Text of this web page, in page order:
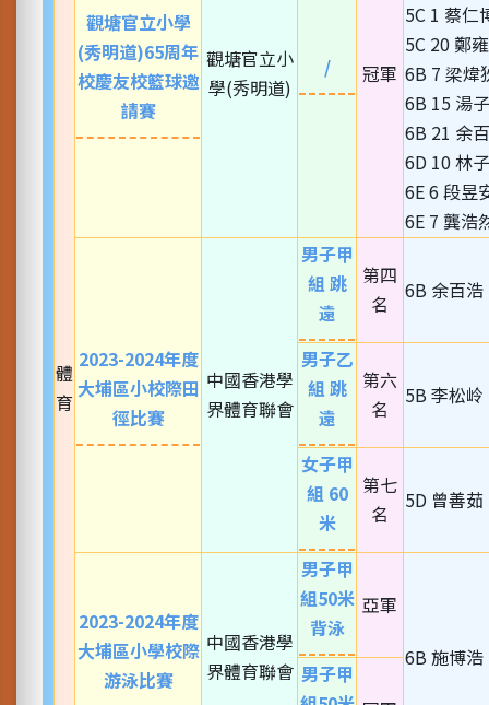
體
育
觀塘官立小學
(秀明道)65周年
校慶友校籃球邀
請賽
觀塘官立小
學(秀明道)
/ 冠軍
5C 1 蔡仁
5C 20 鄭
6B 7 梁煒
6B 15 湯
6B 21 余
6D 10 林
6E 6 段昱
6E 7 龔浩
2023-2024年度
大埔區小校際田
徑比賽
中國香港學
界體育聯會
男子甲
組 跳
遠
第四
名
6B 余百浩
男子乙
組 跳
遠
第六
名
5B 李松岭
女子甲
組 60
米
第七
名
5D 曾善茹
2023-2024年度
大埔區小學校際
游泳比賽
中國香港學
界體育聯會
男子甲
組50米
背泳
亞軍
6B 施博浩
男子甲